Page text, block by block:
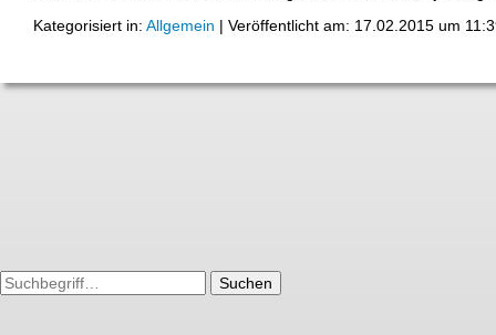
Kategorisiert in: Allgemein | Veröffentlicht am: 17.02.2015 um
Suchen